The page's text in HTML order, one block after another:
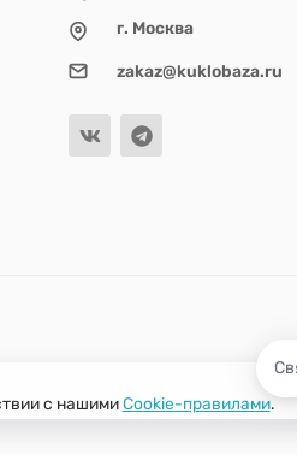
г. Москва
zakaz@kuklobaza.ru
с нашимиCookie-правилами.